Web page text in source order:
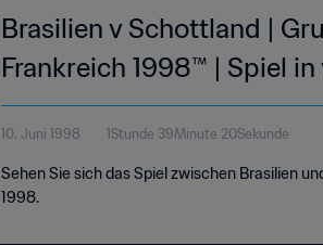
Brasilien v Schottland |
Frankreich 1998™ | Spiel
10. Juni 1998 1Stunde 39Minute 20Sekunde
Sehen Sie sich das Spiel zwischen Brasilien
1998.